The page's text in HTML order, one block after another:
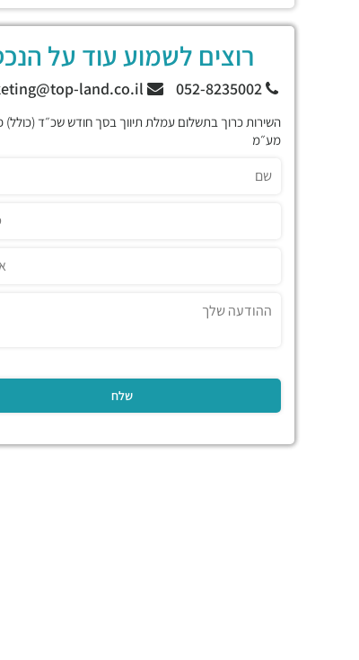
רוצים לשמוע עוד על
השירות כרוך בתשלום עמלת תיווך בסך חודש שכ״ד (כולל)
מע״מ